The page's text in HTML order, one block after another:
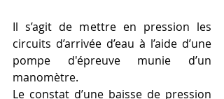
Il s’agit de mettre en pression les
circuits d’arrivée d’eau à l’aide d’une
pompe d'épreuve munie d’un
manomètre.
Le constat d’une baisse de pression